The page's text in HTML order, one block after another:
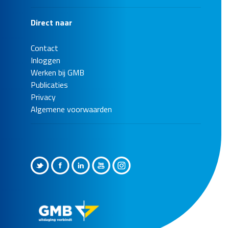
Direct naar
Contact
Inloggen
Werken bij GMB
Publicaties
Privacy
Algemene voorwaarden